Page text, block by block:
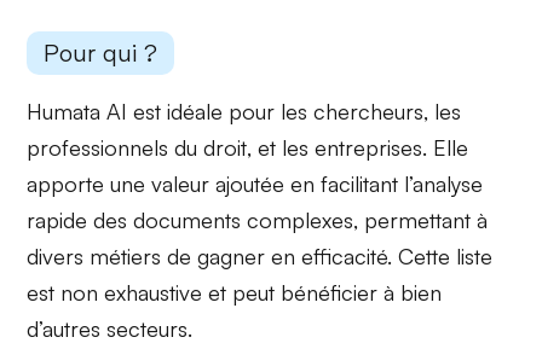
Pour qui ?
Humata AI est idéale pour leschercheurs, les
professionnels du droit, et les entreprises. Elle
apporte unevaleur ajoutée en facilitant l’analyse
rapide desdocuments complexes, permettant à
divers métiers de gagner en efficacité. Cette liste
est non exhaustive et peut bénéficier à bien
d’autres secteurs.